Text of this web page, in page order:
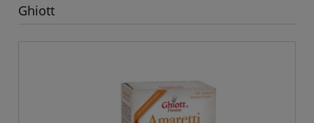
Ghiott